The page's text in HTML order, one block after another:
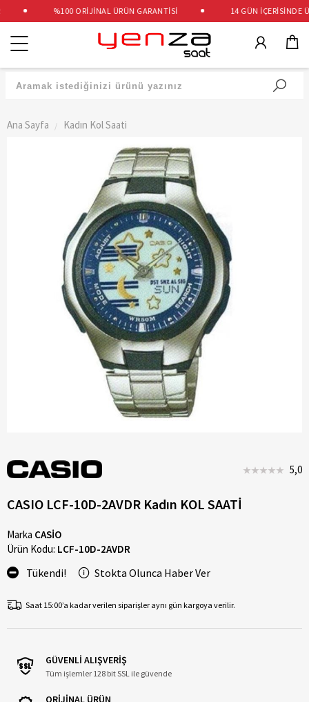
%100 ORİJİNAL ÜRÜN GARANTİSİ 14 GÜN İÇERİSİNDE
Kategoriler
Ana Sayfa Kadın Kol Saati
5,0
CASIO LCF-10D-2AVDR Kadın KOL SAATİ
Marka CASİO
Ürün Kodu: LCF-10D-2AVDR
Tükendi! Stokta Olunca Haber Ver
Saat 15:00’a kadar verilen siparişler aynı gün kargoya verilir.
GÜVENLİ ALIŞVERİŞ
Tüm işlemler 128 bit SSL ile güvende
ORİJİNAL ÜRÜN